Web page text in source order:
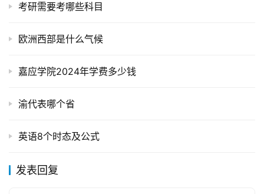
考研需要考哪些科目
欧洲西部是什么气候
嘉应学院2024年学费多少钱
渝代表哪个省
英语8个时态及公式
发表回复